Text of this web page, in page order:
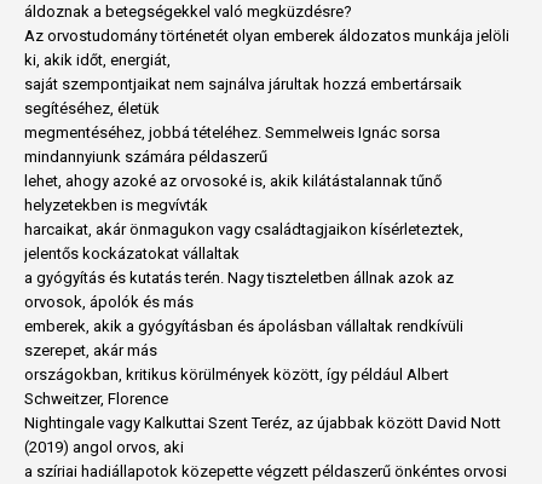
áldoznak a betegségekkel való megküzdésre?
Az orvostudomány történetét olyan emberek áldozatos munkája jelöli
ki, akik időt, energiát,
saját szempontjaikat nem sajnálva járultak hozzá embertársaik
segítéséhez, életük
megmentéséhez, jobbá tételéhez. Semmelweis Ignác sorsa
mindannyiunk számára példaszerű
lehet, ahogy azoké az orvosoké is, akik kilátástalannak tűnő
helyzetekben is megvívták
harcaikat, akár önmagukon vagy családtagjaikon kísérleteztek,
jelentős kockázatokat vállaltak
a gyógyítás és kutatás terén. Nagy tiszteletben állnak azok az
orvosok, ápolók és más
emberek, akik a gyógyításban és ápolásban vállaltak rendkívüli
szerepet, akár más
országokban, kritikus körülmények között, így például Albert
Schweitzer, Florence
Nightingale vagy Kalkuttai Szent Teréz, az újabbak között David Nott
(2019) angol orvos, aki
a szíriai hadiállapotok közepette végzett példaszerű önkéntes orvosi